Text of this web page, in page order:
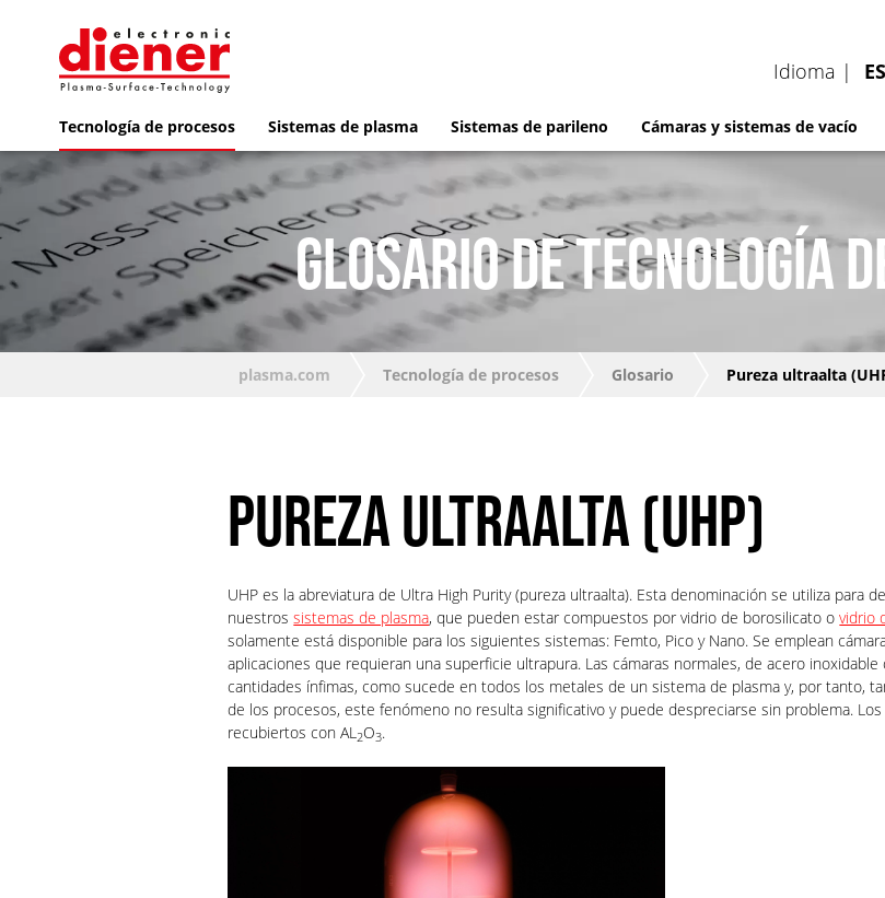
Idioma | ES
Tecnología de procesos Sistemas de plasma Sistemas de parileno Cámaras y sistemas de vacío
GLOSARIO DE TECNOLOGÍA
plasma.com Tecnología de procesos Glosario Pureza ultraalta
PUREZA ULTRAALTA (UHP)
UHP es la abreviatura de Ultra High Purity (pureza ultraalta). Esta denominación se utiliza para
nuestrossistemas de plasma, que pueden estar compuestos por vidrio de borosilicato ovidrio
solamente está disponible para los siguientes sistemas: Femto, Pico y Nano. Se emplean
aplicaciones que requieran una superficie ultrapura. Las cámaras normales, de acero
cantidades ínfimas, como sucede en todos los metales de un sistema de plasma y, por tanto,
de los procesos, este fenómeno no resulta significativo y puede despreciarse sin problema.
recubiertos con AL2O3.